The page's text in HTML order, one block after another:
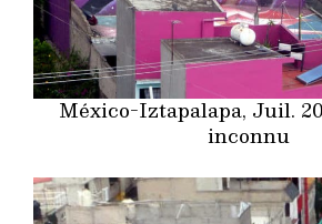
México-Iztapalapa, Juil.
inconnu